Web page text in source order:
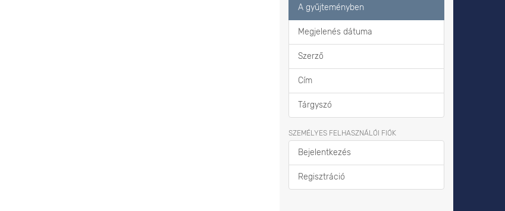
A gyűjteményben
Megjelenés dátuma
Szerző
Cím
Tárgyszó
SZEMÉLYES FELHASZNÁLÓI FIÓK
Bejelentkezés
Regisztráció